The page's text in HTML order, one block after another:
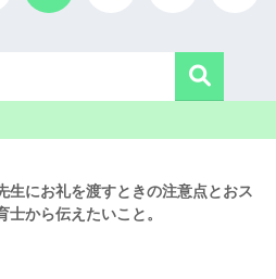
生にお礼を渡すときの注意点とおス
士から伝えたいこと。